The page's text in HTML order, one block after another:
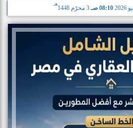
08:10 صـ 3 محرّم 1448
هـ